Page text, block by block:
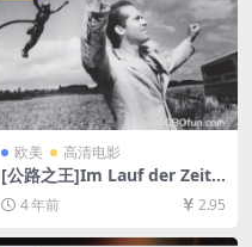
欧美 高清电影
[公路之王]Im Lauf der Zeit
(1976)[百度网盘+迅雷云盘资
源1080P超清未删减][MP4/11
GB][中文字幕]
4 年前 2.95